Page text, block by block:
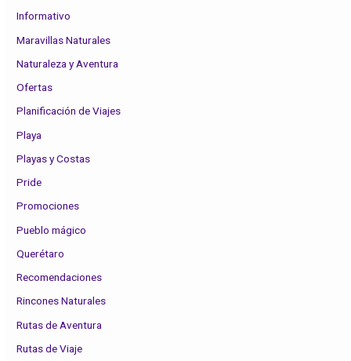
Informativo
Maravillas Naturales
Naturaleza y Aventura
Ofertas
Planificación de Viajes
Playa
Playas y Costas
Pride
Promociones
Pueblo mágico
Querétaro
Recomendaciones
Rincones Naturales
Rutas de Aventura
Rutas de Viaje